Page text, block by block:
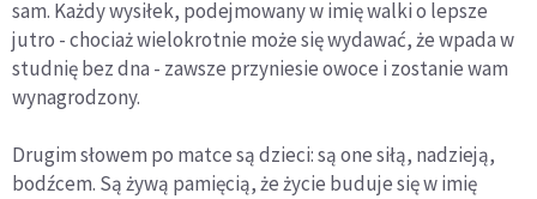
sam. Każdy wysiłek, podejmowany w imię walki o lepsze
jutro - chociaż wielokrotnie może się wydawać, że wpada w
studnię bez dna - zawsze przyniesie owoce i zostanie wam
wynagrodzony.
Drugim słowem po matce są dzieci: są one siłą, nadzieją,
bodźcem. Są żywą pamięcią, że życie buduje się w imię